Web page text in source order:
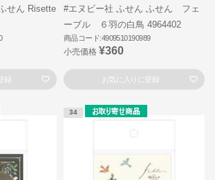
せん Risette
録
#エヌビー社 ふせん ふせん フェ
ーブル ６羽の白鳥 4964402
商品コード:4909510190989
小売価格 ¥360
お気に入りに登録
34